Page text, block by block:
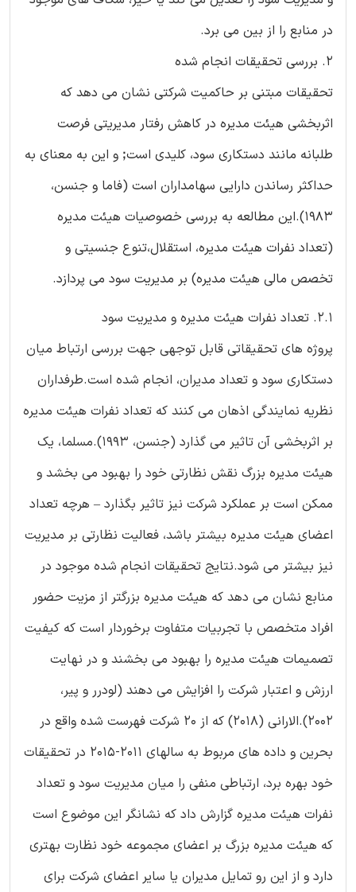
در منابع را از بین می برد.
2. بررسی تحقیقات انجام شده
تحقیقات مبتنی بر حاکمیت شرکتی نشان می دهد که
اثربخشی هیئت مدیره در کاهش رفتار مدیریتی فرصت
طلبانه مانند دستکاری سود، کلیدی استꓼ و این به معنای به
حداکثر رساندن دارایی سهامداران است (فاما و جنسن،
1983).این مطالعه به بررسی خصوصیات هیئت مدیره
(تعداد نفرات هیئت مدیره، استقلال،تنوع جنسیتی و
تخصص مالی هیئت مدیره) بر مدیریت سود می پردازد.
2.1. تعداد نفرات هیئت مدیره و مدیریت سود
پروژه های تحقیقاتی قابل توجهی جهت بررسی ارتباط میان
دستکاری سود و تعداد مدیران، انجام شده است.طرفداران
نظریه نمایندگی اذهان می کنند که تعداد نفرات هیئت مدیره
بر اثربخشی آن تاثیر می گذارد (جنسن، 1993).مسلما، یک
هیئت مدیره بزرگ نقش نظارتی خود را بهبود می بخشد و
ممکن است بر عملکرد شرکت نیز تاثیر بگذارد – هرچه تعداد
اعضای هیئت مدیره بیشتر باشد، فعالیت نظارتی بر مدیریت
نیز بیشتر می شود.نتایج تحقیقات انجام شده موجود در
منابع نشان می دهد که هیئت مدیره بزرگتر از مزیت حضور
افراد متخصص با تجربیات متفاوت برخوردار است که کیفیت
تصمیمات هیئت مدیره را بهبود می بخشند و در نهایت
ارزش و اعتبار شرکت را افزایش می دهند (لودرر و پیر،
2002).الارانی (2018) که از 20 شرکت فهرست شده واقع در
بحرین و داده های مربوط به سالهای 2011-2015 در تحقیقات
خود بهره برد، ارتباطی منفی را میان مدیریت سود و تعداد
نفرات هیئت مدیره گزارش داد که نشانگر این موضوع است
که هیئت مدیره بزرگ بر اعضای مجموعه خود نظارت بهتری
دارد و از این رو تمایل مدیران یا سایر اعضای شرکت برای